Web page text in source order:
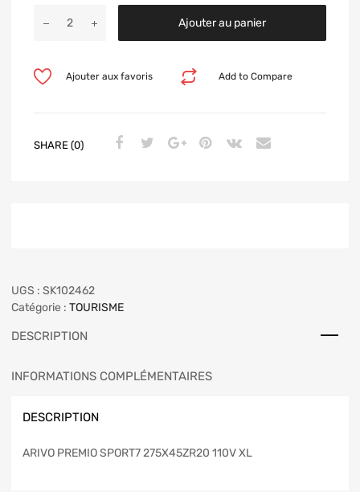
Ajouter au panier
Add to Compare
Ajouter aux favoris
SHARE (0)
UGS : SK102462
Catégorie : TOURISME
DESCRIPTION
INFORMATIONS COMPLÉMENTAIRES
DESCRIPTION
ARIVO PREMIO SPORT7 275X45ZR20 110V XL